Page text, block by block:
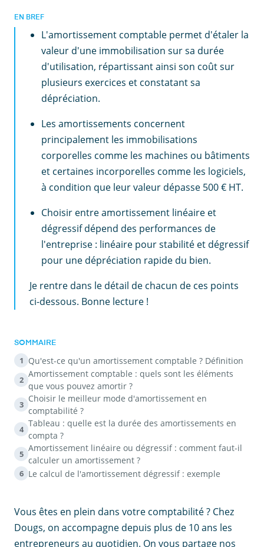
EN BREF
L'amortissement comptable permet d'étaler la
valeur d'une immobilisation sur sa durée
d'utilisation, répartissant ainsi son coût sur
plusieurs exercices et constatant sa
dépréciation.
Les amortissements concernent
principalement les immobilisations
corporelles comme les machines ou bâtiments
et certaines incorporelles comme les logiciels,
à condition que leur valeur dépasse 500 € HT.
Choisir entre amortissement linéaire et
dégressif dépend des performances de
l'entreprise : linéaire pour stabilité et dégressif
pour une dépréciation rapide du bien.
Je rentre dans le détail de chacun de ces points
ci-dessous. Bonne lecture !
SOMMAIRE
1 Qu'est-ce qu'un amortissement comptable ? Définition
2
Amortissement comptable : quels sont les éléments
que vous pouvez amortir ?
3
Choisir le meilleur mode d'amortissement en
comptabilité ?
4
Tableau : quelle est la durée des amortissements en
compta ?
5
Amortissement linéaire ou dégressif : comment faut-il
calculer un amortissement ?
6 Le calcul de l'amortissement dégressif : exemple
Vous êtes en plein dans votre comptabilité ? Chez
Dougs, on accompagne depuis plus de 10 ans les
entrepreneurs au quotidien. On vous partage nos